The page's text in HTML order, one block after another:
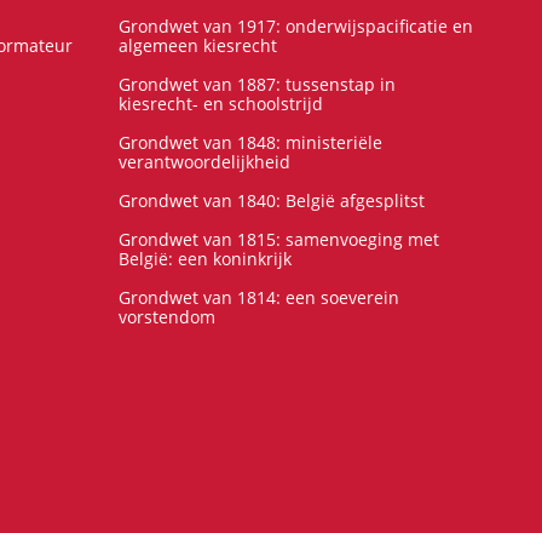
Grondwet van 1917: onderwijspacificatie en
algemeen kiesrecht
Grondwet van 1887: tussenstap in
kiesrecht- en schoolstrijd
Grondwet van 1848: ministeriële
verantwoordelijkheid
Grondwet van 1840: België afgesplitst
Grondwet van 1815: samenvoeging met
België: een koninkrijk
Grondwet van 1814: een soeverein
vorstendom